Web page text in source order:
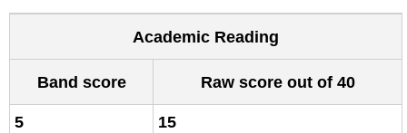
Academic Reading
Band score Raw score out of 40
5
15